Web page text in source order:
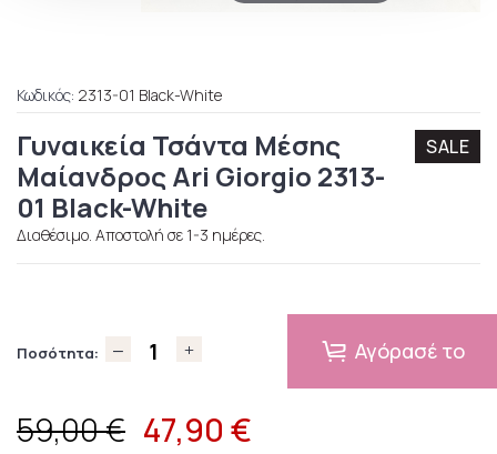
Κωδικός: 2313-01 Black-White
Γυναικεία Τσάντα Μέσης
Μαίανδρος Ari Giorgio 2313-
01 Black-White
SALE
Διαθέσιμο. Αποστολή σε 1-3 ημέρες.
Ποσότητα: Αγόρασέ το
59,00 € 47,90 €